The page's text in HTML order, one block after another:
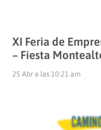
XI Feria de
– Fiesta
25 Abr a las 10:21 am